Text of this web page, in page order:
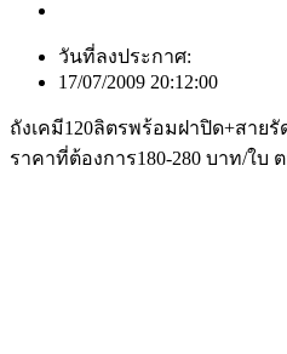
วันที่ลงประกาศ:
17/07/2009 20:12:00
ถังเคมี120ลิตรพร้อมฝาปิด+สายรั
ราคาที่ต้องการ180-280 บาท/ใบ